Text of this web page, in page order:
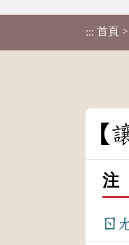
::: 首頁 >
ㄖ